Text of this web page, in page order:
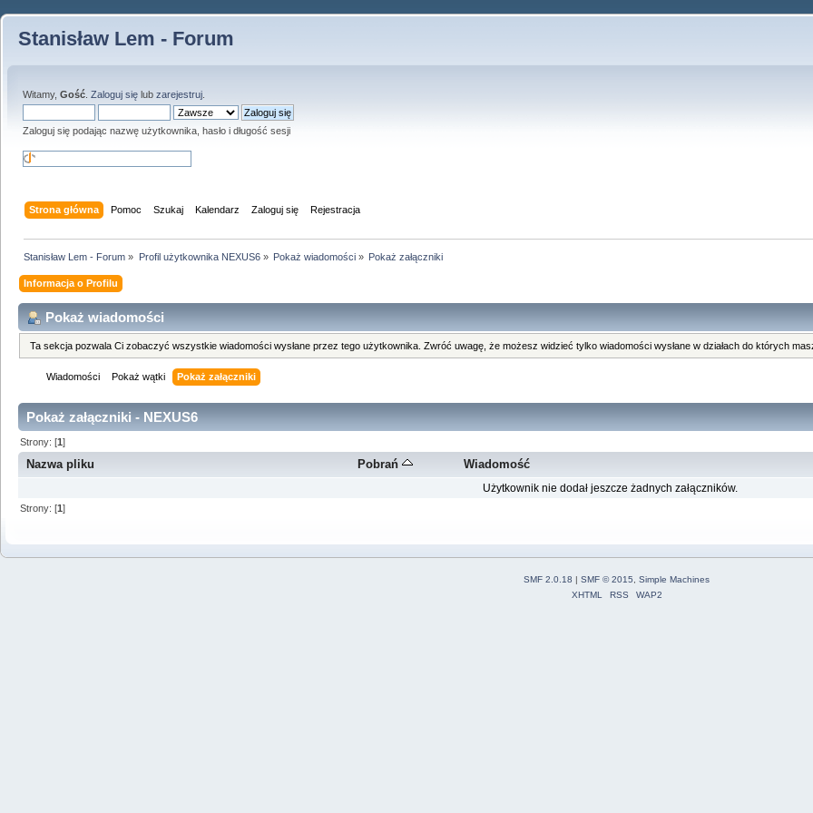
Stanisław Lem - Forum
Witamy, Gość Zaloguj się lub zarejestruj
Zaloguj się podając nazwę użytkownika, hasło i długość sesji
Strona główna Pomoc Szukaj Kalendarz Zaloguj się Rejestracja
Stanisław Lem - Forum » Profil użytkownika NEXUS6» Pokaż wiadomości» Pokaż załączniki
Informacja o Profilu
Pokaż wiadomości
Ta sekcja pozwala Ci zobaczyć wszystkie wiadomości wysłane przez tego użytkownika. Zwróć uwagę, że możesz widzieć tylko wiadomości wysłane w działach do których
Wiadomości Pokaż wątki Pokaż załączniki
Pokaż załączniki - NEXUS6
Strony: [1]
Nazwa pliku Pobrań Wiadomość
Użytkownik nie dodał jeszcze żadnych załączników.
Strony: [1]
SMF 2.0.18 | SMF © 2015
Simple Machines
XHTML
RSS WAP2